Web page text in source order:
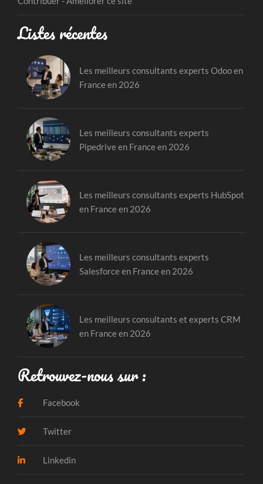
Listes récentes
Les meilleurs consultants experts Odoo en
France en 2026
Les meilleurs consultants experts
Pipedrive en France en 2026
Les meilleurs consultants experts HubSpot
en France en 2026
Les meilleurs consultants experts
Salesforce en France en 2026
Les meilleurs consultants et experts CRM
en France en 2026
Retrouvez-nous sur :
Facebook
Twitter
Linkedin